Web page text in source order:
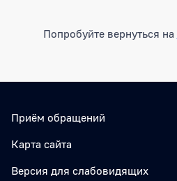
Попробуйте вернуться на
Приём обращений
Карта сайта
Версия для слабовидящих